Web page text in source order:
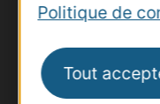
Politique de
Tout